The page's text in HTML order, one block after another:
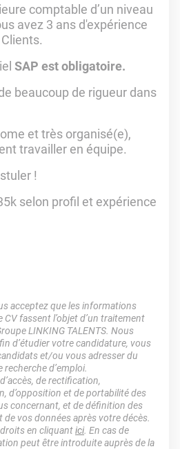
comptable d’un niveau
avez 3 ans d'expérience
SAP est obligatoire.
beaucoup de rigueur dans
et très organisé(e),
travailler en équipe.
!
selon profil et expérience
acceptez que les informations
fassent l’objet d’un traitement
LINKING TALENTS. Nous
d’étudier votre candidature, vous
et/ou vous adresser du
d’emploi.
de rectification,
d’opposition et de portabilité des
concernant, et de définition des
vos données après votre décès.
en cliquantici. En cas de
peut être introduite auprès de la